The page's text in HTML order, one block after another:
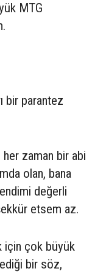
MTG
bir parantez
zaman bir abi
olan, bana
değerli
etsem az.
için çok büyük
bir söz,